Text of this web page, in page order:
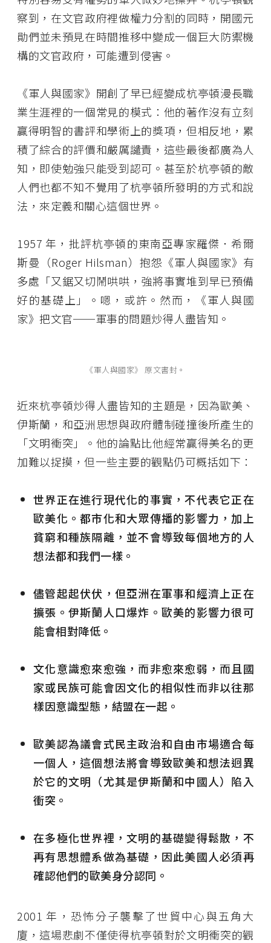
察到，在文官政府裡做權力分割的同時，開國元
勛們並未預見在時間推移中變成一個巨大防禦機
構的文官政府，可能遭到侵害。
《軍人與國家》開創了早已經變成杭亭頓漫長職
業生涯裡的一個常見的模式：他的著作沒有立刻
贏得明智的書評和學術上的獎項，但相反地，累
積了綜合的評價和嚴厲譴責，這些最後都廣為人
知，即使勉強只能受到認可。甚至於杭亭頓的敵
人們也都不知不覺用了杭亭頓所發明的方式和說
法，來定義和關心這個世界。
1957 年，批評杭亭頓的東南亞專家羅傑．希爾
斯曼（Roger Hilsman）抱怨《軍人與國家》有
多處「又鋸又切鬧哄哄，強將事實堆到早已預備
好的基礎上」。嗯，或許。然而，《軍人與國
家》把文官──軍事的問題炒得人盡皆知。
《軍人與國家》 原文書封。
近來杭亭頓炒得人盡皆知的主題是，因為歐美、
伊斯蘭，和亞洲思想與政府體制碰撞後所產生的
「文明衝突」。他的論點比他經常贏得美名的更
加難以捉摸，但一些主要的觀點仍可概括如下：
世界正在進行現代化的事實，不代表它正在
歐美化。都市化和大眾傳播的影響力，加上
貧窮和種族隔離，並不會導致每個地方的人
想法都和我們一樣。
儘管起起伏伏，但亞洲在軍事和經濟上正在
擴張。伊斯蘭人口爆炸。歐美的影響力很可
能會相對降低。
文化意識愈來愈強，而非愈來愈弱，而且國
家或民族可能會因文化的相似性而非以往那
樣因意識型態，結盟在一起。
歐美認為議會式民主政治和自由市場適合每
一個人，這個想法將會導致歐美和想法迥異
於它的文明（尤其是伊斯蘭和中國人）陷入
衝突。
在多極化世界裡，文明的基礎變得鬆散，不
再有思想體系做為基礎，因此美國人必須再
確認他們的歐美身分認同。
2001 年，恐怖分子襲擊了世貿中心與五角大
廈，這場悲劇不僅使得杭亭頓對於文明衝突的觀